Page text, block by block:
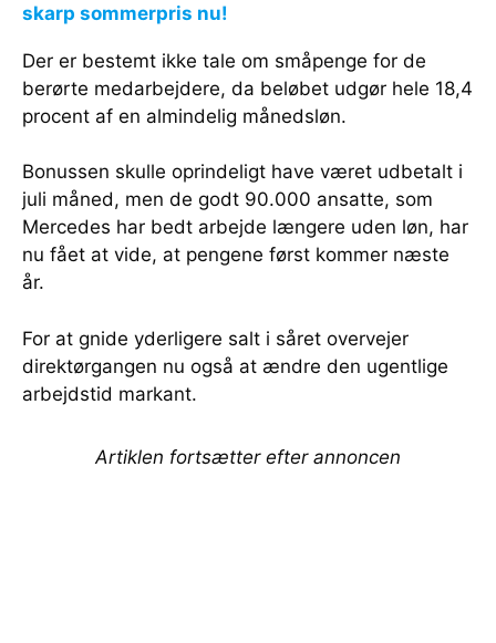
skarp sommerpris nu!
Der er bestemt ikke tale om småpenge for de
berørte medarbejdere, da beløbet udgør hele 18,4
procent af en almindelig månedsløn.
Bonussen skulle oprindeligt have været udbetalt i
juli måned, men de godt 90.000 ansatte, som
Mercedes har bedt arbejde længere uden løn, har
nu fået at vide, at pengene først kommer næste
år.
For at gnide yderligere salt i såret overvejer
direktørgangen nu også at ændre den ugentlige
arbejdstid markant.
Artiklen fortsætter efter annoncen